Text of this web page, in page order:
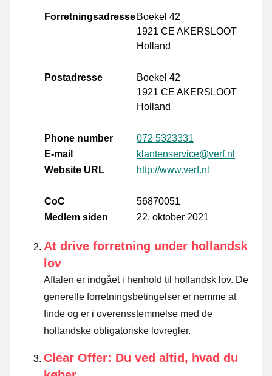
Forretningsadresse Boekel 42
1921 CE AKERSLOOT
Holland
Postadresse
Boekel 42
1921 CE AKERSLOOT
Holland
Phone number
072 5323331
E-mail
klantenservice@verf.nl
Website URL
http://www.verf.nl
CoC
56870051
Medlem siden
22. oktober 2021
At drive forretning under hollandsk
lov
Aftalen er indgået i henhold til hollandsk lov. De
generelle forretningsbetingelser er nemme at
finde og er i overensstemmelse med de
hollandske obligatoriske lovregler.
Clear Offer: Du ved altid, hvad du